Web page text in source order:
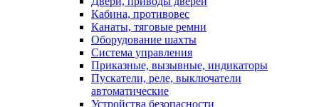
Кабина, противовес
Канаты, тяговые ремни
Оборудование шахты
Система управления
Приказные, вызывные, индикаторы
Пускатели, реле, выключатели
автоматические
Устройства безопасности